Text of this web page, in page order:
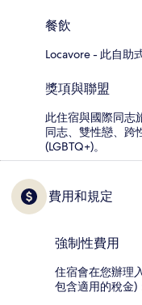
餐飲
Locavore - 此自助
獎項與聯盟
此住宿與國際同志
同志、雙性戀、跨
(LGBTQ+)。
費用和規定
強制性費用
住宿會在您辦理
包含適用的稅金)